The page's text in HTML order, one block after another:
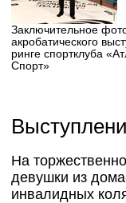
Заключительное
акробатического
ринге спортклуба
Спорт»
На
девушки из
инвалидных